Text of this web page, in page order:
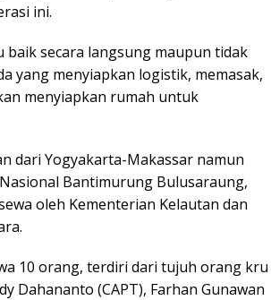
ini.
baik secara langsung maupun tidak
yang menyiapkan logistik, memasak,
menyiapkan rumah untuk
dari Yogyakarta-Makassar namun
Bantimurung Bulusaraung,
oleh Kementerian Kelautan dan
10 orang, terdiri dari tujuh orang kru
Dahananto (CAPT), Farhan Gunawan